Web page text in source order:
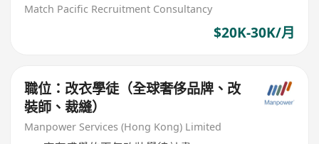
Match Pacific Recruitment Consultancy
$20K-30K/月
職位：改衣學徒（全球奢侈品牌、改
裝師、裁縫）
Manpower Services (Hong Kong) Limited